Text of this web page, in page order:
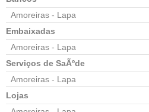
Amoreiras - Lapa
Embaixadas
Amoreiras - Lapa
Serviços de SaÃºde
Amoreiras - Lapa
Lojas